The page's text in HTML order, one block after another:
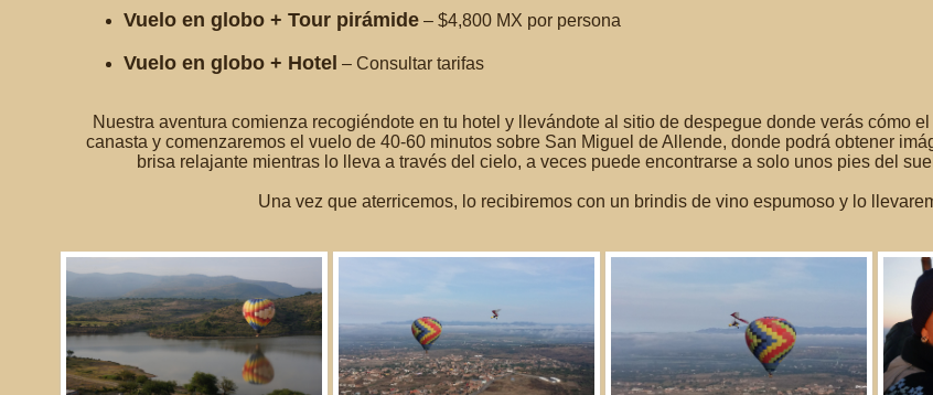
Vuelo en globo + Tour pirámide – $4,800 MX por persona
Vuelo en globo + Hotel – Consultar tarifas
Nuestra aventura comienza recogiéndote en tu hotel y llevándote al sitio de despegue donde verás cómo
canasta y comenzaremos el vuelo de 40-60 minutos sobre San Miguel de Allende, donde podrá obtener
brisa relajante mientras lo lleva a través del cielo, a veces puede encontrarse a solo unos pies del
Una vez que aterricemos, lo recibiremos con un brindis de vino espumoso y lo